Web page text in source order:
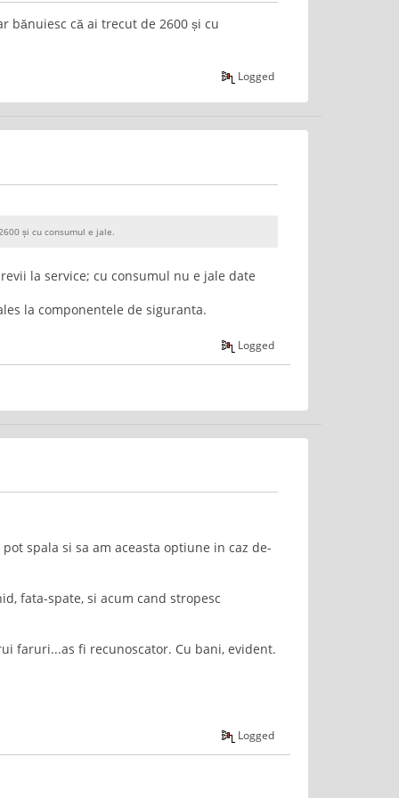
bănuiesc că ai trecut de 2600 și cu
Logged
și cu consumul e jale.
la service; cu consumul nu e jale date
la componentele de siguranta.
Logged
spala si sa am aceasta optiune in caz de-
fata-spate, si acum cand stropesc
faruri...as fi recunoscator. Cu bani, evident.
Logged